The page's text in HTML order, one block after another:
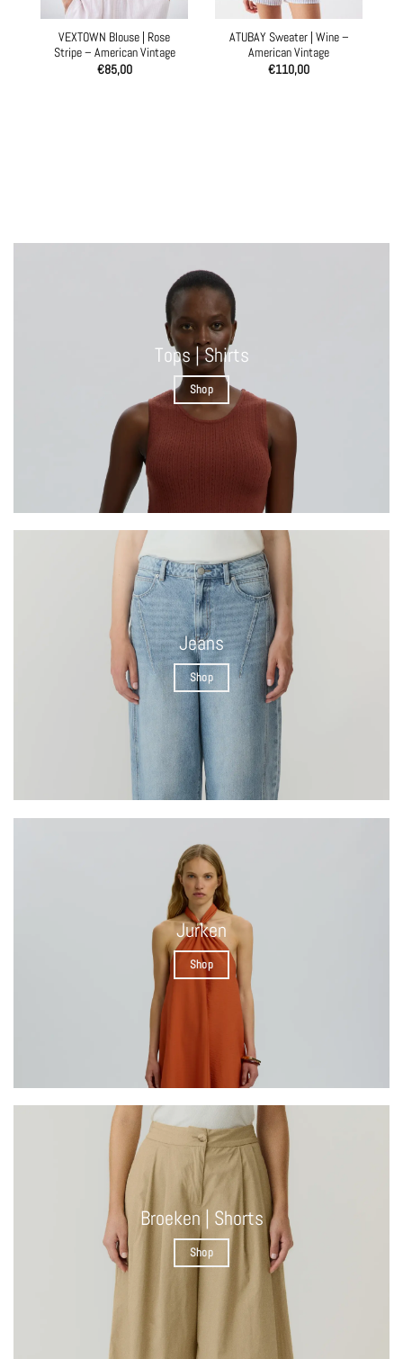
VEXTOWN Blouse | Rose
Stripe – American Vintage
€85,00
ATUBAY Sweater | Wine –
American Vintage
€110,00
Tops | Shirts
Shop
Jeans
Shop
Jurken
Shop
Broeken | Shorts
Shop